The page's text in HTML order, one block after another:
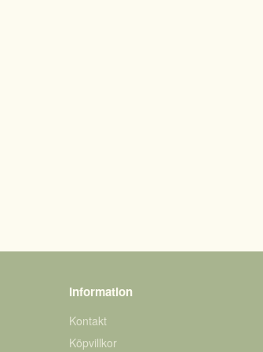
Information
Kontakt
Köpvillkor